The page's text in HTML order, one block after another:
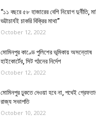
“১১ বছরে ৫৮ হাজারের বেশি নিয়োগ দুর্নীতি,
ভট্টাচার্যই চাকরি বিক্রির মাথা”
October 12, 2022
মোমিনপুর কাণ্ডে পুলিশের ভূমিকায় অসন্তোষ
হাইকোর্টের, সিট গঠনের নির্দেশ
October 12, 2022
মোমিনপুর ঢুকতে দেওয়া হবে না, পথেই
রাজ্য সভাপতি
October 10, 2022